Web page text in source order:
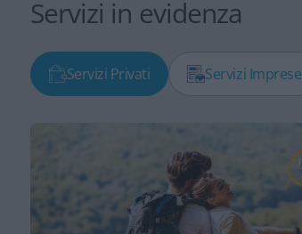
Servizi in evidenza
Servizi Privati Servizi Imprese